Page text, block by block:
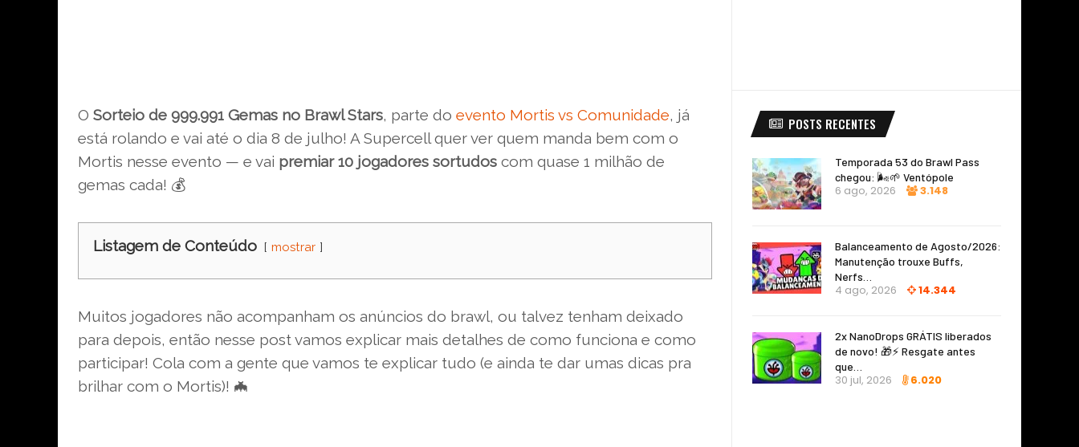
O Sorteio de 999.991 Gemas no Brawl Stars, parte do evento Mortis vs Comunidade, já
está rolando e vai até o dia 8 de julho! A Supercell quer ver quem manda bem com o
Mortis nesse evento — e vai premiar 10 jogadores sortudos com quase 1 milhão de
gemas cada! 💰
Listagem de Conteúdo mostrar
Muitos jogadores não acompanham os anúncios do brawl, ou talvez tenham deixado
para depois, então nesse post vamos explicar mais detalhes de como funciona e como
participar! Cola com a gente que vamos te explicar tudo (e ainda te dar umas dicas pra
brilhar com o Mortis)! 🦇
POSTS RECENTES
Temporada 53 do Brawl Pass
chegou: 🌬️🌱 Ventópole
6 ago, 2026 3.148
Balanceamento de Agosto/2026:
Manutenção trouxe Buffs,
Nerfs…
4 ago, 2026 14.344
2x NanoDrops GRÁTIS liberados
de novo! 🎁⚡ Resgate antes
que…
30 jul, 2026 6.020